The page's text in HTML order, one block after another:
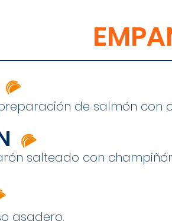
de salmón con
salteado con
asadero.